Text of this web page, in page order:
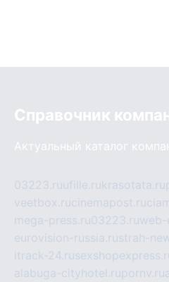
Справочник
Актуальный каталог
03223.ruufille.rukrasotata.ru
veetbox.rucinemapost.ru
mega-press.ru03223.ruweb-
eurovision-russia.rustrah-
itrack-24.ru
alabuga-cityhotel.rupornv.ru